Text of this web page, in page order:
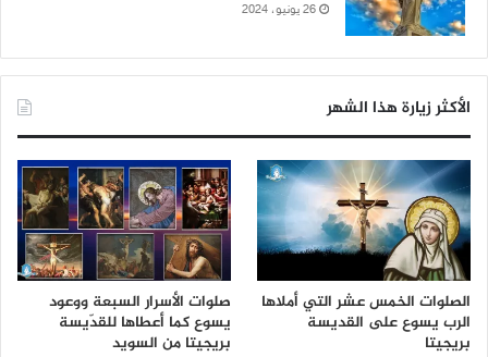
26 يونيو، 2024
الأكثر زيارة هذا الشهر
الصلوات الخمس عشر التي أملاها
الرب يسوع على القديسة
بريجيتا
صلوات الأسرار السبعة ووعود
يسوع كما أعطاها للقدّيسة
بريجيتا من السويد